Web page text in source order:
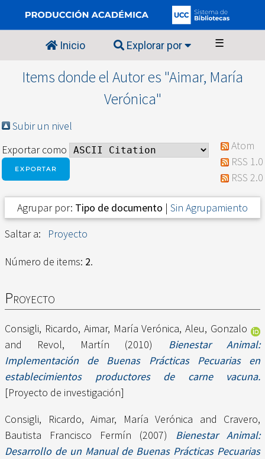
Inicio Explorar por ☰
Items donde el Autor es "Aimar, María
Verónica"
Subir un nivel
Exportar como
Atom
RSS 1.0
RSS 2.0
Agrupar por: Tipo de documento | Sin Agrupamiento
Saltar a:
Proyecto
Número de items: 2.
Proyecto
Consigli, Ricardo, Aimar, María Verónica,Aleu, Gonzalo
and Revol, Martín (2010) Bienestar Animal:
Implementación de Buenas Prácticas Pecuarias en
establecimientos productores de carne vacuna.
[Proyecto de investigación]
Consigli, Ricardo, Aimar, María Verónica and Cravero,
Bautista Francisco Fermín (2007) Bienestar Animal:
Desarrollo de un Manual de Buenas Prácticas Pecuarias